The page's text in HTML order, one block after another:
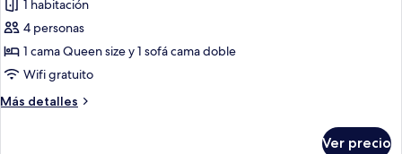
fotos
de
Habitación
ejecutiva,
cama
1 habitación
4 personas
1 cama Queen size y 1 sofá cama doble
Wifi gratuito
Más detalles
Más
Ver precio